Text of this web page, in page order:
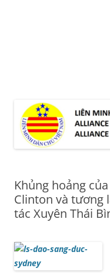
Khủng hoảng
Clinton và tương
tác Xuyên Thái